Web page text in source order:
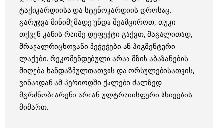
ტაქიკარდიისა და სტენოკარდიის დროსაც.
გარუჯვა მინიმუმადე უნდა შეამციროთ, თუკი
თქვენ კანის რაიმე დეფექტი გაქვთ, მაგალითად,
მრავალრიცხოვანი მეჭეჭები ან პიგმენტური
ლაქები. რეკომენდებული არაა მზის აბაზანების
მიღება ხანდაზმულთათვის და ორსულებისათვის,
ვინაიდან ამ პერიოდში ქალები ძალზედ
მგრძნობიარენი არიან ულტრაიისფერი სხივების
მიმართ.